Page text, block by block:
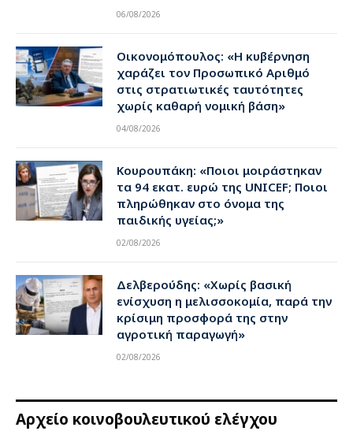
06/08/2026
Οικονομόπουλος: «Η κυβέρνηση
χαράζει τον Προσωπικό Αριθμό
στις στρατιωτικές ταυτότητες
χωρίς καθαρή νομική βάση»
04/08/2026
Κουρουπάκη: «Ποιοι μοιράστηκαν
τα 94 εκατ. ευρώ της UNICEF; Ποιοι
πληρώθηκαν στο όνομα της
παιδικής υγείας;»
02/08/2026
Δελβερούδης: «Χωρίς βασική
ενίσχυση η μελισσοκομία, παρά την
κρίσιμη προσφορά της στην
αγροτική παραγωγή»
02/08/2026
Αρχείο κοινοβουλευτικού ελέγχου